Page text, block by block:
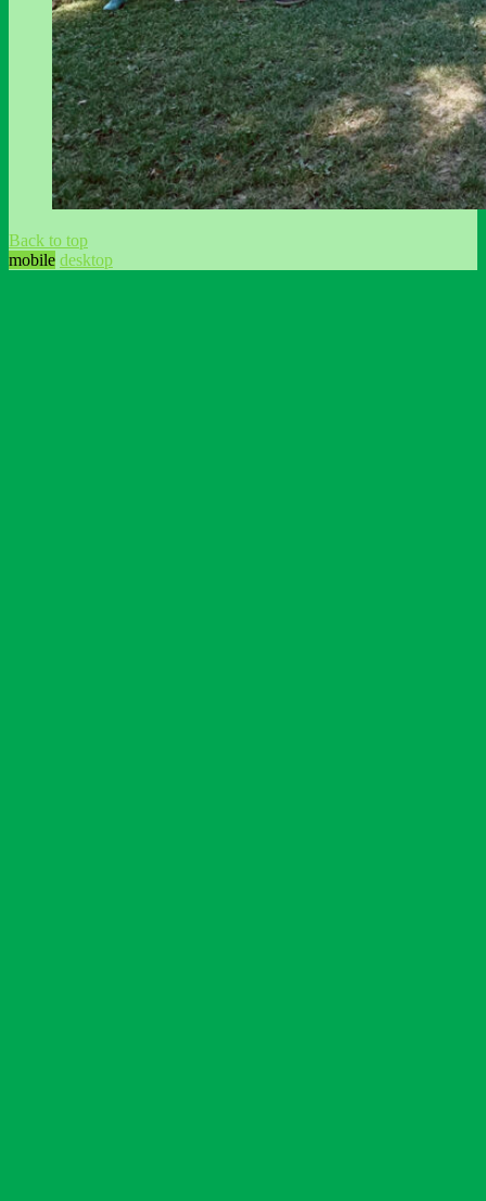
Back to top
mobile desktop